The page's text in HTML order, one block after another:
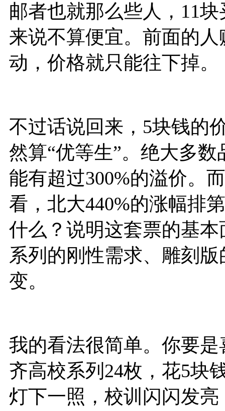
邮者也就那么些人，11
来说不算便宜。前面的
动，价格就只能往下掉。
不过话说回来，5块钱的
然算“优等生”。绝大多
能有超过300%的溢价。
看，北大440%的涨幅排
什么？说明这套票的基
系列的刚性需求、雕刻
变。
我的看法很简单。你要
齐高校系列24枚，花5块
灯下一照，校训闪闪发